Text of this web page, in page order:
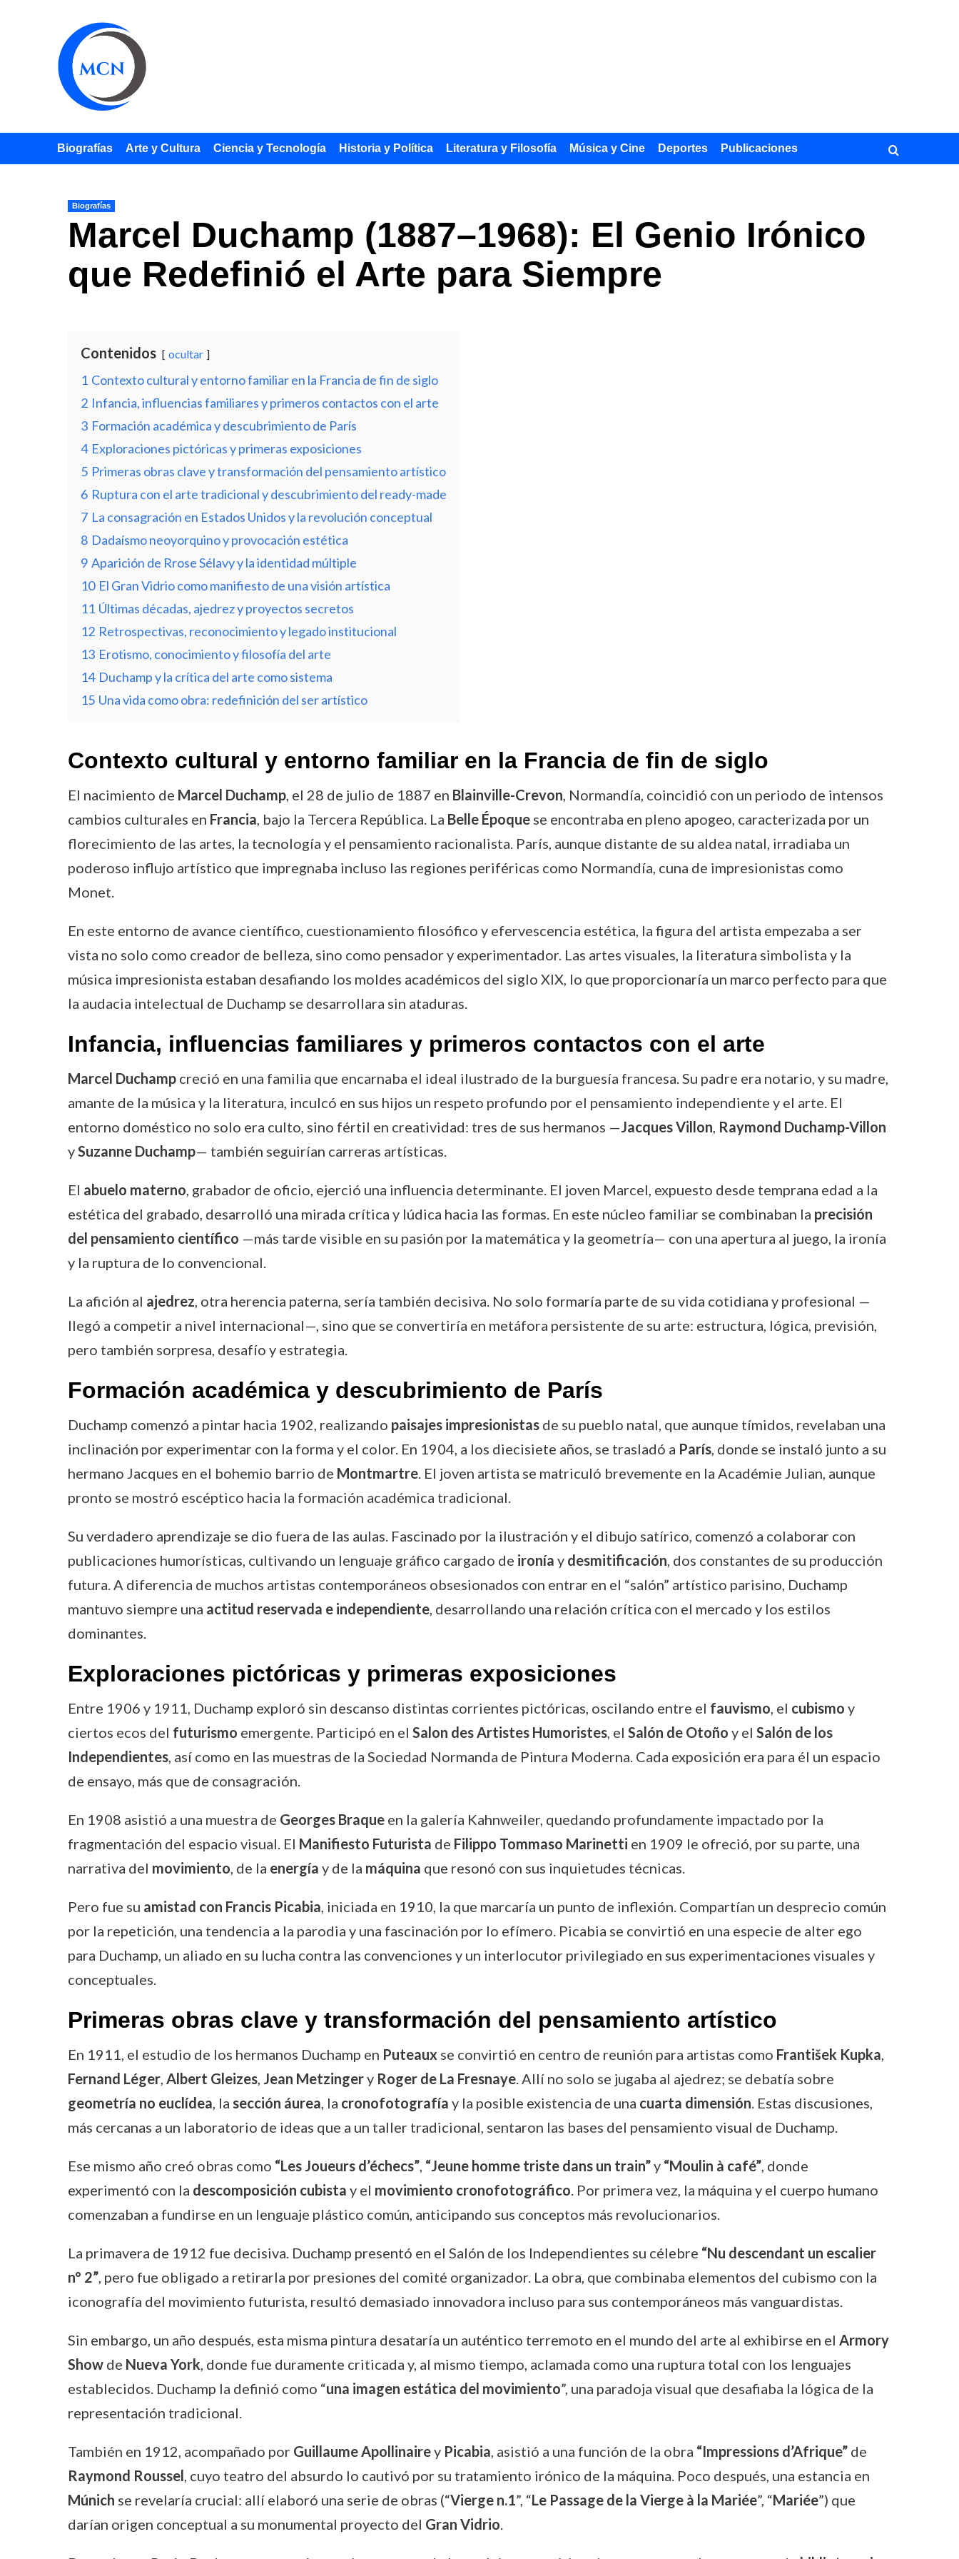
Biografías Arte y Cultura Ciencia y Tecnología Historia y Política Literatura y Filosofía Música y Cine Deportes Publicaciones
Biografías
Marcel Duchamp (1887–1968): El Genio Irónico
que Redefinió el Arte para Siempre
Contenidos ocultar
1 Contexto cultural y entorno familiar en la Francia de fin de siglo
2 Infancia, influencias familiares y primeros contactos con el arte
3 Formación académica y descubrimiento de París
4 Exploraciones pictóricas y primeras exposiciones
5 Primeras obras clave y transformación del pensamiento artístico
6 Ruptura con el arte tradicional y descubrimiento del ready-made
7 La consagración en Estados Unidos y la revolución conceptual
8 Dadaísmo neoyorquino y provocación estética
9 Aparición de Rrose Sélavy y la identidad múltiple
10 El Gran Vidrio como manifiesto de una visión artística
11 Últimas décadas, ajedrez y proyectos secretos
12 Retrospectivas, reconocimiento y legado institucional
13 Erotismo, conocimiento y filosofía del arte
14 Duchamp y la crítica del arte como sistema
15 Una vida como obra: redefinición del ser artístico
Contexto cultural y entorno familiar en la Francia de fin de siglo
El nacimiento de Marcel Duchamp, el 28 de julio de 1887 en Blainville-Crevon, Normandía, coincidió con un periodo de intensos
cambios culturales en Francia, bajo la Tercera República. La Belle Époquese encontraba en pleno apogeo, caracterizada por un
florecimiento de las artes, la tecnología y el pensamiento racionalista. París, aunque distante de su aldea natal, irradiaba un
poderoso influjo artístico que impregnaba incluso las regiones periféricas como Normandía, cuna de impresionistas como
Monet.
En este entorno de avance científico, cuestionamiento filosófico y efervescencia estética, la figura del artista empezaba a ser
vista no solo como creador de belleza, sino como pensador y experimentador. Las artes visuales, la literatura simbolista y la
música impresionista estaban desafiando los moldes académicos del siglo XIX, lo que proporcionaría un marco perfecto para que
la audacia intelectual de Duchamp se desarrollara sin ataduras.
Infancia, influencias familiares y primeros contactos con el arte
Marcel Duchampcreció en una familia que encarnaba el ideal ilustrado de la burguesía francesa. Su padre era notario, y su madre,
amante de la música y la literatura, inculcó en sus hijos un respeto profundo por el pensamiento independiente y el arte. El
entorno doméstico no solo era culto, sino fértil en creatividad: tres de sus hermanos —Jacques Villon, Raymond Duchamp-Villon
ySuzanne Duchamp— también seguirían carreras artísticas.
El abuelo materno, grabador de oficio, ejerció una influencia determinante. El joven Marcel, expuesto desde temprana edad a la
estética del grabado, desarrolló una mirada crítica y lúdica hacia las formas. En este núcleo familiar se combinaban la precisión
del pensamiento científico —más tarde visible en su pasión por la matemática y la geometría— con una apertura al juego, la ironía
y la ruptura de lo convencional.
La afición al ajedrez, otra herencia paterna, sería también decisiva. No solo formaría parte de su vida cotidiana y profesional —
llegó a competir a nivel internacional—, sino que se convertiría en metáfora persistente de su arte: estructura, lógica, previsión,
pero también sorpresa, desafío y estrategia.
Formación académica y descubrimiento de París
Duchamp comenzó a pintar hacia 1902, realizando paisajes impresionistasde su pueblo natal, que aunque tímidos, revelaban una
inclinación por experimentar con la forma y el color. En 1904, a los diecisiete años, se trasladó a París, donde se instaló junto a su
hermano Jacques en el bohemio barrio de Montmartre. El joven artista se matriculó brevemente en la Académie Julian, aunque
pronto se mostró escéptico hacia la formación académica tradicional.
Su verdadero aprendizaje se dio fuera de las aulas. Fascinado por la ilustración y el dibujo satírico, comenzó a colaborar con
publicaciones humorísticas, cultivando un lenguaje gráfico cargado de ironía y desmitificación, dos constantes de su producción
futura. A diferencia de muchos artistas contemporáneos obsesionados con entrar en el “salón” artístico parisino, Duchamp
mantuvo siempre una actitud reservada e independiente, desarrollando una relación crítica con el mercado y los estilos
dominantes.
Exploraciones pictóricas y primeras exposiciones
Entre 1906 y 1911, Duchamp exploró sin descanso distintas corrientes pictóricas, oscilando entre el fauvismo, el cubismo y
ciertos ecos del futurismo emergente. Participó en el Salon des Artistes Humoristes, el Salón de Otoño y el Salón de los
Independientes, así como en las muestras de la Sociedad Normanda de Pintura Moderna. Cada exposición era para él un espacio
de ensayo, más que de consagración.
En 1908 asistió a una muestra de Georges Braqueen la galería Kahnweiler, quedando profundamente impactado por la
fragmentación del espacio visual. El Manifiesto Futurista de Filippo Tommaso Marinetti en 1909 le ofreció, por su parte, una
narrativa del movimiento, de la energía y de la máquina que resonó con sus inquietudes técnicas.
Pero fue su amistad con Francis Picabia, iniciada en 1910, la que marcaría un punto de inflexión. Compartían un desprecio común
por la repetición, una tendencia a la parodia y una fascinación por lo efímero. Picabia se convirtió en una especie de alter ego
para Duchamp, un aliado en su lucha contra las convenciones y un interlocutor privilegiado en sus experimentaciones visuales y
conceptuales.
Primeras obras clave y transformación del pensamiento artístico
En 1911, el estudio de los hermanos Duchamp en Puteauxse convirtió en centro de reunión para artistas como František Kupka,
Fernand Léger, Albert Gleizes, Jean Metzingery Roger de La Fresnaye. Allí no solo se jugaba al ajedrez; se debatía sobre
geometría no euclídea, la sección áurea, la cronofotografía y la posible existencia de una cuarta dimensión. Estas discusiones,
más cercanas a un laboratorio de ideas que a un taller tradicional, sentaron las bases del pensamiento visual de Duchamp.
Ese mismo año creó obras como “Les Joueurs d’échecs”, “Jeune homme triste dans un train”y “Moulin à café”, donde
experimentó con la descomposición cubista y el movimiento cronofotográfico. Por primera vez, la máquina y el cuerpo humano
comenzaban a fundirse en un lenguaje plástico común, anticipando sus conceptos más revolucionarios.
La primavera de 1912 fue decisiva. Duchamp presentó en el Salón de los Independientes su célebre “Nu descendant un escalier
n° 2”, pero fue obligado a retirarla por presiones del comité organizador. La obra, que combinaba elementos del cubismo con la
iconografía del movimiento futurista, resultó demasiado innovadora incluso para sus contemporáneos más vanguardistas.
Sin embargo, un año después, esta misma pintura desataría un auténtico terremoto en el mundo del arte al exhibirse en el Armory
Showde Nueva York, donde fue duramente criticada y, al mismo tiempo, aclamada como una ruptura total con los lenguajes
establecidos. Duchamp la definió como “una imagen estática del movimiento”, una paradoja visual que desafiaba la lógica de la
representación tradicional.
También en 1912, acompañado por Guillaume Apollinairey Picabia, asistió a una función de la obra “Impressions d’Afrique”de
Raymond Roussel, cuyo teatro del absurdo lo cautivó por su tratamiento irónico de la máquina. Poco después, una estancia en
Múnich se revelaría crucial: allí elaboró una serie de obras (“Vierge n.1”, “Le Passage de la Vierge à la Mariée”, “Mariée”) que
darían origen conceptual a su monumental proyecto del Gran Vidrio.